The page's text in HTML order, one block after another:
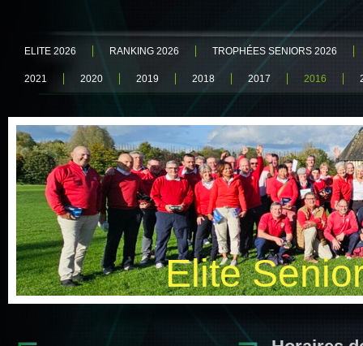
ELITE 2026 RANKING 2026 TROPHÉES SENIORS 2026
2021 2020 2019 2018 2017 2016
Elite